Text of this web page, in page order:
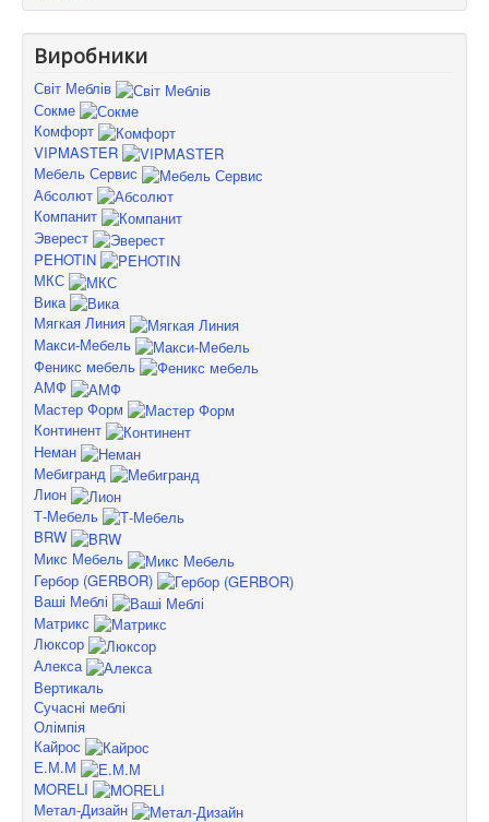
Виробники
Світ Меблів
Сокме
Комфорт
VIPMASTER
Мебель Сервис
Абсолют
Компанит
Эверест
PEHOTIN
МКС
Вика
Мягкая Линия
Макси-Мебель
Феникс мебель
АМФ
Мастер Форм
Континент
Неман
Мебигранд
Лион
Т-Мебель
BRW
Микс Мебель
Гербор (GERBOR)
Ваші Меблі
Матрикс
Люксор
Алекса
Вертикаль
Сучасні меблі
Олімпія
Кайрос
Е.М.М
MORELI
Метал-Дизайн